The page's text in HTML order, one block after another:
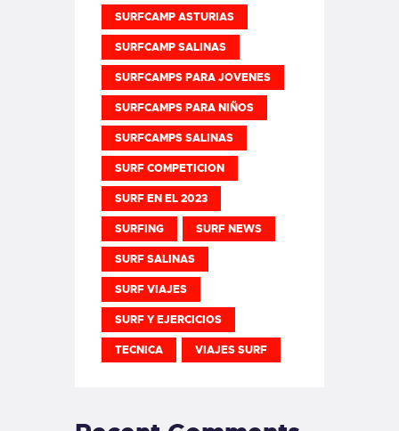
SURFCAMP ASTURIAS
SURFCAMP SALINAS
SURFCAMPS PARA JOVENES
SURFCAMPS PARA NIÑOS
SURFCAMPS SALINAS
SURF COMPETICION
SURF EN EL 2023
SURFING SURF NEWS
SURF SALINAS
SURF VIAJES
SURF Y EJERCICIOS
TECNICA VIAJES SURF